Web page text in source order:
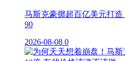
马斯克豪掷超百亿美元打
90
2026-08-08 0